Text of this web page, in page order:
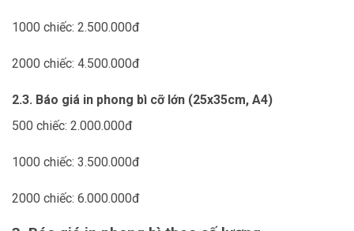
1000 chiếc: 2.500.000đ
2000 chiếc: 4.500.000đ
2.3. Báo giá in phong bì cỡ lớn (25x35cm, A4)
500 chiếc: 2.000.000đ
1000 chiếc: 3.500.000đ
2000 chiếc: 6.000.000đ